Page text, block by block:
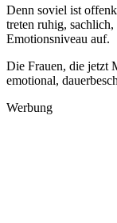
Denn soviel ist
treten ruhig,
Emotionsniveau auf.
Die Frauen, die jetzt
emotional,
Werbung